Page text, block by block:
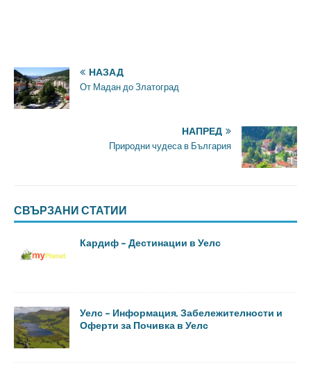
НАЗАД
От Мадан до Златоград
НАПРЕД
Природни чудеса в България
СВЪРЗАНИ СТАТИИ
Кардиф – Дестинации в Уелс
Уелс – Информация, Забележителности и
Оферти за Почивка в Уелс